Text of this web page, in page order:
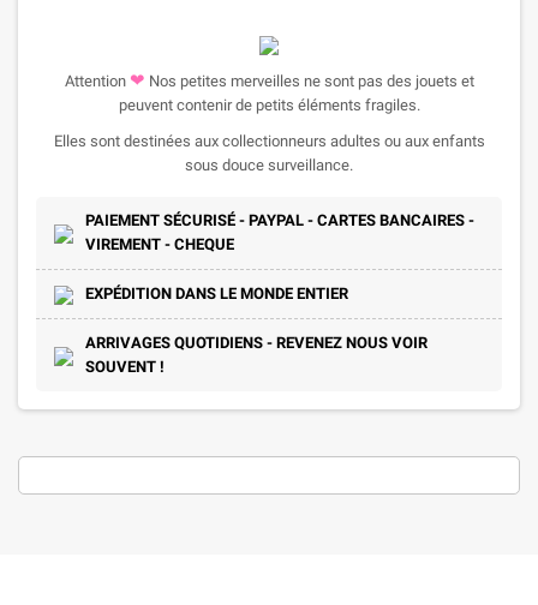
Attention ❤ Nos petites merveilles ne sont pas des jouets et
peuvent contenir de petits éléments fragiles.
Elles sont destinées aux collectionneurs adultes ou aux enfants
sous douce surveillance.
PAIEMENT SÉCURISÉ - PAYPAL - CARTES BANCAIRES -
VIREMENT - CHEQUE
EXPÉDITION DANS LE MONDE ENTIER
ARRIVAGES QUOTIDIENS - REVENEZ NOUS VOIR
SOUVENT !